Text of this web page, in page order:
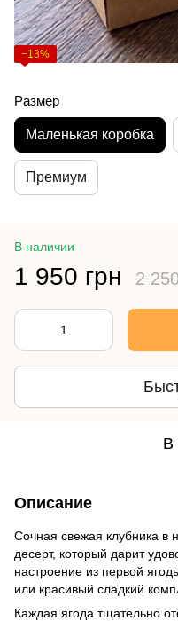
−13%
Размер
Маленькая коробка
Премиум
В наличии
1 950 грн 2
В
Описание
Сочная свежая клубника
десерт, который дарит
настроение из первой
или красивый сладкий
Каждая ягода тщательно